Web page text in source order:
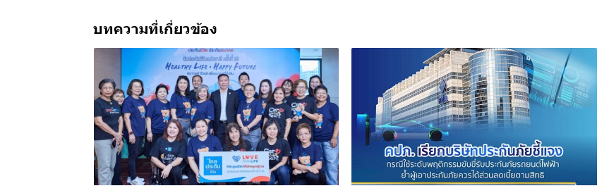
บทความที่เกี่ยวข้อง